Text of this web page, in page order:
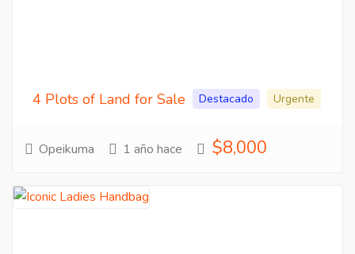
4 Plots of Land for Sale Destacado Urgente
Opeikuma 1 año hace $8,000